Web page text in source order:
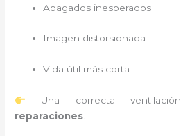
Apagados inesperados
Imagen distorsionada
Vida útil más corta
Una correcta ventilación
reparaciones